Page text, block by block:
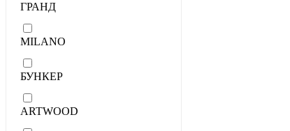
ГРАНД
MILANO
БУНКЕР
ARTWOOD